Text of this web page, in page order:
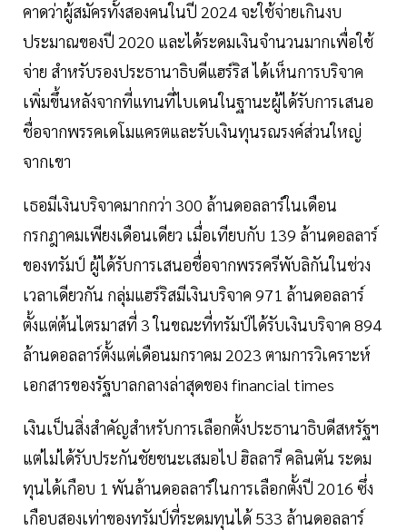
คาดว่าผู้สมัครทั้งสองคนในปี 2024 จะใช้จ่ายเกินงบ
ประมาณของปี 2020 และได้ระดมเงินจำนวนมากเพื่อใช้
จ่าย สำหรับรองประธานาธิบดีแฮร์ริส ได้เห็นการบริจาค
เพิ่มขึ้นหลังจากที่แทนที่ไบเดนในฐานะผู้ได้รับการเสนอ
ชื่อจากพรรคเดโมแครตและรับเงินทุนรณรงค์ส่วนใหญ่
จากเขา
เธอมีเงินบริจาคมากกว่า 300 ล้านดอลลาร์ในเดือน
กรกฎาคมเพียงเดือนเดียว เมื่อเทียบกับ 139 ล้านดอลลาร์
ของทรัมป์ ผู้ได้รับการเสนอชื่อจากพรรครีพับลิกันในช่วง
เวลาเดียวกัน กลุ่มแฮร์ริสมีเงินบริจาค 971 ล้านดอลลาร์
ตั้งแต่ต้นไตรมาสที่ 3 ในขณะที่ทรัมป์ได้รับเงินบริจาค 894
ล้านดอลลาร์ตั้งแต่เดือนมกราคม 2023 ตามการวิเคราะห์
เอกสารของรัฐบาลกลางล่าสุดของ financial times
เงินเป็นสิ่งสำคัญสำหรับการเลือกตั้งประธานาธิบดีสหรัฐฯ
แต่ไม่ได้รับประกันชัยชนะเสมอไป ฮิลลารี คลินตัน ระดม
ทุนได้เกือบ 1 พันล้านดอลลาร์ในการเลือกตั้งปี 2016 ซึ่ง
เกือบสองเท่าของทรัมป์ที่ระดมทุนได้ 533 ล้านดอลลาร์